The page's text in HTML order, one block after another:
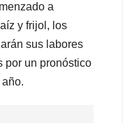
a
y frijol, los
sus labores
por un pronóstico